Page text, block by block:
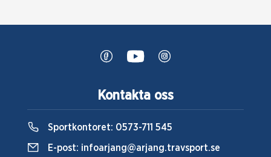
Kontakta oss
Sportkontoret: 0573-711 545
E-post: infoarjang@arjang.travsport.se